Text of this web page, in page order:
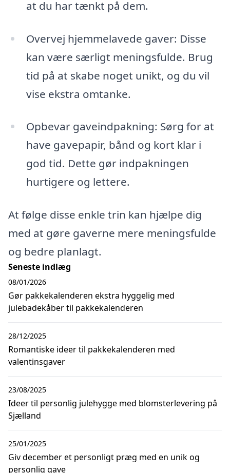
at du har tænkt på dem.
Overvej hjemmelavede gaver: Disse
kan være særligt meningsfulde. Brug
tid på at skabe noget unikt, og du vil
vise ekstra omtanke.
Opbevar gaveindpakning: Sørg for at
have gavepapir, bånd og kort klar i
god tid. Dette gør indpakningen
hurtigere og lettere.
At følge disse enkle trin kan hjælpe dig
med at gøre gaverne mere meningsfulde
og bedre planlagt.
Seneste indlæg
Gør pakkekalenderen ekstra hyggelig med
julebadekåber til pakkekalenderen
08/01/2026
Romantiske ideer til pakkekalenderen med
valentinsgaver
28/12/2025
Ideer til personlig julehygge med blomsterlevering på
Sjælland
23/08/2025
Giv december et personligt præg med en unik og
personlig gave
25/01/2025